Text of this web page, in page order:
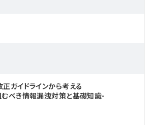
ガイドラインから考える
べき情報漏洩対策と基礎知識-